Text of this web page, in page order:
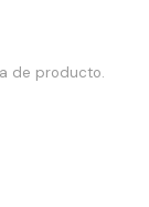
de producto.